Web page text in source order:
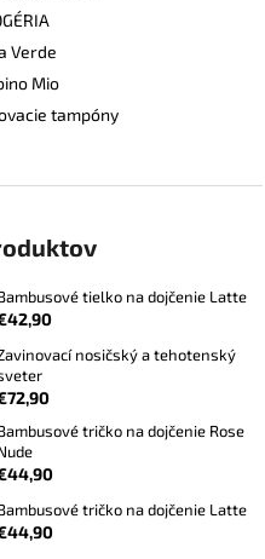
Verde
Mio
tampóny
tielko na dojčenie Latte
nosičský a tehotenský
tričko na dojčenie Rose
tričko na dojčenie Latte